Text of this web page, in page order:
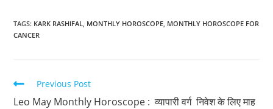
TAGS: KARK RASHIFAL MONTHLY HOROSCOPE MONTHLY HOROSCOPE FOR
CANCER
Previous Post
Leo May Monthly Horoscope : व्यापारी वर्ग निवेश के लिए माह